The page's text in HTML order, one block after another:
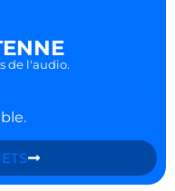
de l'audio.